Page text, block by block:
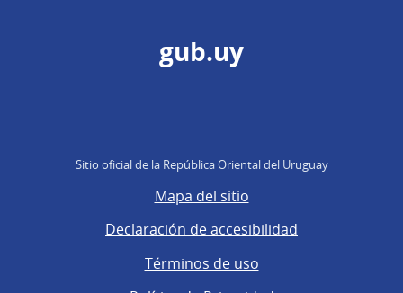
gub.uy
Sitio oficial de la República Oriental del Uruguay
Mapa del sitio
Declaración de accesibilidad
Términos de uso